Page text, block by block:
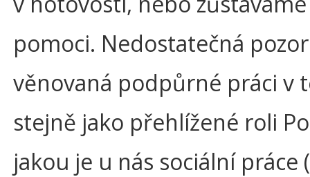
pomoci. Nedostatečná
věnovaná podpůrné práci v
stejně jako přehlížené roli
jakou je u nás sociální práce